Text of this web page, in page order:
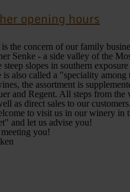
opening hours
the concern of our family
Senke - a side valley of the
slopes in southern
also called a "speciality
the assortment is
and Regent. All steps from
as direct sales to our
to visit us in our winery
and let us advise you!
you!